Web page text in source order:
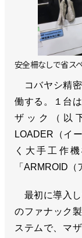
安全柵なしで省ス
コバヤシ精密
働する。１台
ザック（以
LOADER（イ
く大手工作
「ARMROID（
最初に導入し
のファナック
ステムで、マ